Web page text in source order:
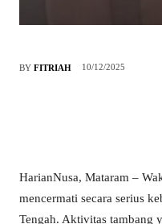
BY FITRIAH 10/12/2025
HarianNusa, Mataram –
mencermati secara serius
Tengah. Aktivitas tambang